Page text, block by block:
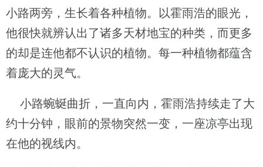
小路两旁，生长着各种植物。以霍雨浩的眼光，
他很快就辨认出了诸多天材地宝的种类，而更多
的却是连他都不认识的植物。每一种植物都蕴含
着庞大的灵气。
小路蜿蜒曲折，一直向内，霍雨浩持续走了大
约十分钟，眼前的景物突然一变，一座凉亭出现
在他的视线内。